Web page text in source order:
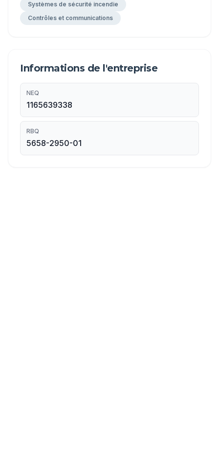
Systèmes de sécurité incendie
Contrôles et communications
Informations de l'entreprise
NEQ
1165639338
RBQ
5658-2950-01